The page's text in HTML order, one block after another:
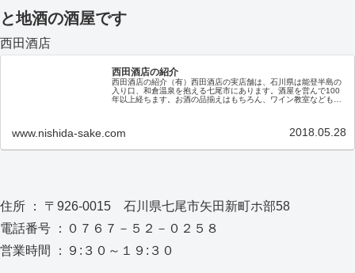
と地酒の酒屋です
西田酒店
西田酒店の紹介
西田酒店の紹介（有）西田酒店の実店舗は、石川県は能登半島の
入り口、和倉温泉を抱える七尾市にあります。酒屋を営んで100
年以上経ちます。お酒の品揃えはもちろん、ワイン教室なども随
www.nishida-sake.com 2018.05.28
住所 ： 〒926-0015 石川県七尾市矢田新町ホ部58
電話番号 ：０７６７－５２－０２５８
営業時間 ：９:３０～１９:３０